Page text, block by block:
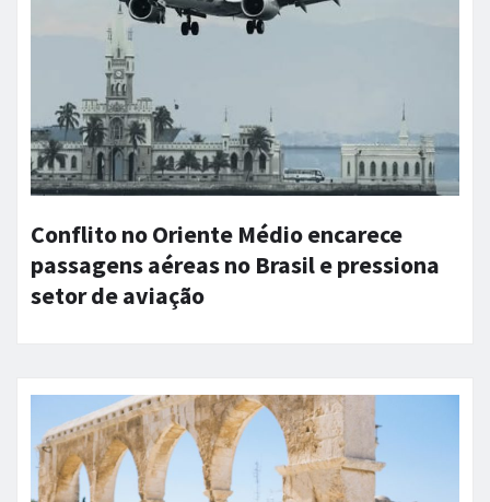
Conflito no Oriente Médio encarece
passagens aéreas no Brasil e pressiona
setor de aviação